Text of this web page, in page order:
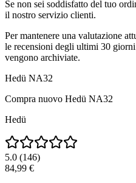
Se non sei soddisfatto del tuo
il nostro servizio clienti.
Per mantenere una valutazione
le recensioni degli ultimi 30
vengono archiviate.
Hedü NA32
Compra nuovo Hedü NA32
Hedü
5.0 (146)
84,99 €